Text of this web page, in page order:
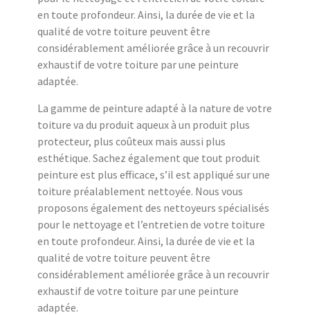
en toute profondeur. Ainsi, la durée de vie et la
qualité de votre toiture peuvent être
considérablement améliorée grâce à un recouvrir
exhaustif de votre toiture par une peinture
adaptée.
La gamme de peinture adapté à la nature de votre
toiture va du produit aqueux à un produit plus
protecteur, plus coûteux mais aussi plus
esthétique. Sachez également que tout produit
peinture est plus efficace, s’il est appliqué sur une
toiture préalablement nettoyée. Nous vous
proposons également des nettoyeurs spécialisés
pour le nettoyage et l’entretien de votre toiture
en toute profondeur. Ainsi, la durée de vie et la
qualité de votre toiture peuvent être
considérablement améliorée grâce à un recouvrir
exhaustif de votre toiture par une peinture
adaptée.